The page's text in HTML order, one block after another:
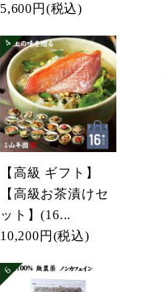
5,600円 (税込)
【高級 ギフト】
【高級お茶漬けセ
ット】(16...
10,200円 (税込)